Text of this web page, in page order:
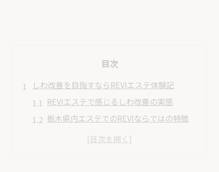
目次
しわ改善を目指すならREVIエステ体験記
REVIエステで感じるしわ改善の実感
栃木県内エステでのREVIならではの特徴
美肌を目指すREVIエステ体験の流れ